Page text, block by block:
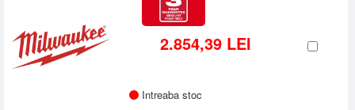
2.854,39 LEI
Intreaba stoc